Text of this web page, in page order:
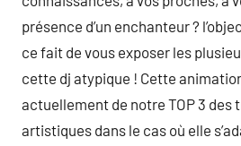
présence d’un enchanteur ?
ce fait de vous exposer les
cette dj atypique ! Cette
actuellement de notre TOP 3 des
artistiques dans le cas où elle